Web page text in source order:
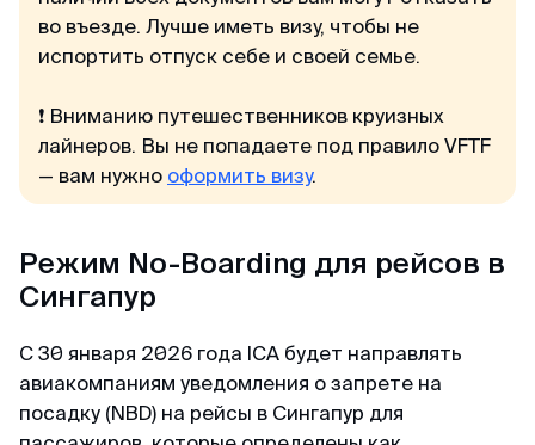
минимум пакета документа, в отличие от
других агентств. Благодарю 🙏🏻
Кирилл
Отзыв с Telegram · 2024
Огромное спасибо за оформление кеты.
Сделали за 36 часов с момента оплаты на
двоих за 6000. Идеальное соотношение цены
Всё ещё сомневаешься?
благодарности реальных людей ↓
во въезде. Лучше иметь визу, чтобы не
испортить отпуск себе и своей семье.
❗ Вниманию путешественников круизных
лайнеров. Вы не попадаете под правило VFTF
— вам нужно оформить визу.
Режим No-Boarding для рейсов в
Сингапур
С 30 января 2026 года ICA будет направлять
авиакомпаниям уведомления о запрете на
посадку (NBD) на рейсы в Сингапур для